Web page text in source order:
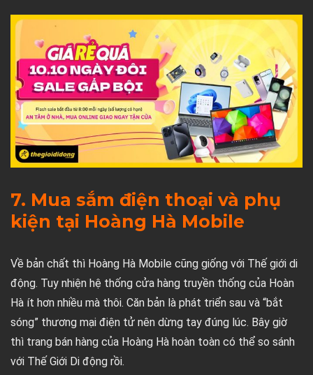
7. Mua sắm điện thoại và phụ
kiện tại Hoàng Hà Mobile
Về bản chất thì Hoàng Hà Mobile cũng giống với Thế giới di
động. Tuy nhiện hệ thống cửa hàng truyền thống của Hoàn
Hà ít hơn nhiều mà thôi. Căn bản là phát triển sau và “bắt
sóng” thương mại điện tử nên dừng tay đúng lúc. Bây giờ
thì trang bán hàng của Hoàng Hà hoàn toàn có thể so sánh
với Thế Giới Di động rồi.